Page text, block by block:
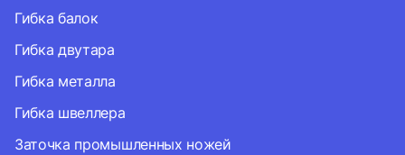
Гибка балок
Гибка двутара
Гибка металла
Гибка швеллера
Заточка промышленных ножей